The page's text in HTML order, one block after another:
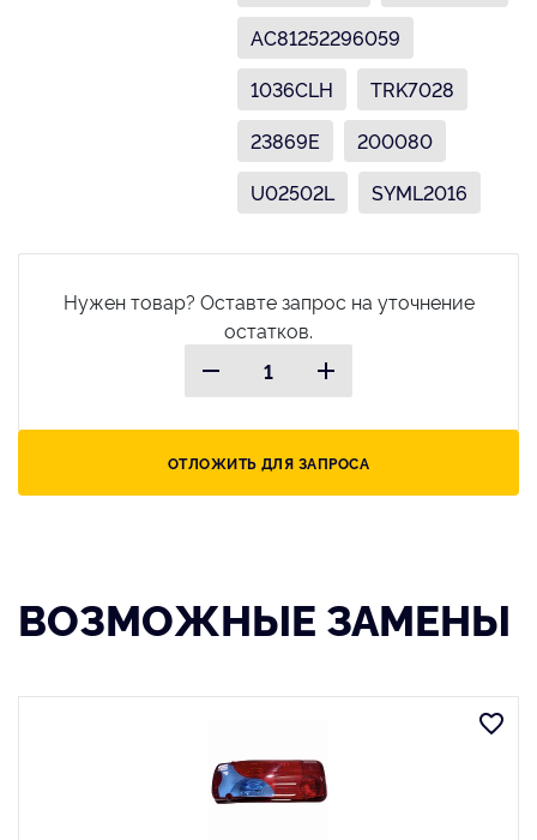
AC81252296059
1036CLH
TRK7028
23869E
200080
U02502L
SYML2016
Нужен товар? Оставте запрос на уточнение
остатков.
ОТЛОЖИТЬ ДЛЯ ЗАПРОСА
ВОЗМОЖНЫЕ ЗАМЕНЫ